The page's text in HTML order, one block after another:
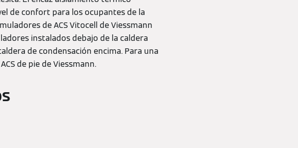
de confort para los ocupantes de la
de ACS Vitocell de Viessmann
instalados debajo de la caldera
de condensación encima. Para una
de pie de Viessmann.